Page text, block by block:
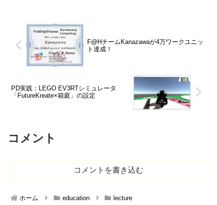
F@HチームKanazawaが4万ワークユニッ
ト達成！
PD実践：LEGO EV3RTシミュレータ
「FutureKreate×箱庭」の設定
コメント
コメントを書き込む
ホーム education lecture